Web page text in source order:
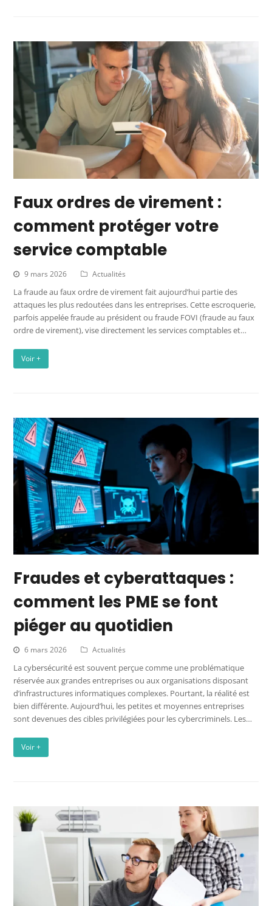
Faux ordres de virement :
comment protéger votre
service comptable
9 mars 2026 Actualités
La fraude au faux ordre de virement fait aujourd’hui partie des
attaques les plus redoutées dans les entreprises. Cette escroquerie,
parfois appelée fraude au président ou fraude FOVI (fraude au faux
ordre de virement), vise directement les services comptables et…
Voir +
Fraudes et cyberattaques :
comment les PME se font
piéger au quotidien
6 mars 2026 Actualités
La cybersécurité est souvent perçue comme une problématique
réservée aux grandes entreprises ou aux organisations disposant
d’infrastructures informatiques complexes. Pourtant, la réalité est
bien différente. Aujourd’hui, les petites et moyennes entreprises
sont devenues des cibles privilégiées pour les cybercriminels. Les…
Voir +